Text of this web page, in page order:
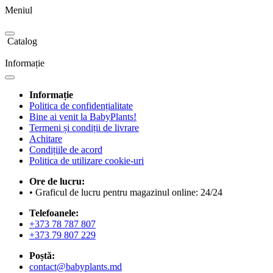
Meniul
Catalog
Informație
Informație
Politica de confidențialitate
Bine ai venit la BabyPlants!
Termeni și condiții de livrare
Achitare
Condițiile de acord
Politica de utilizare cookie-uri
Ore de lucru:
• Graficul de lucru pentru magazinul online: 24/24
Telefoanele:
+373 78 787 807
+373 79 807 229
Poștă:
contact@babyplants.md